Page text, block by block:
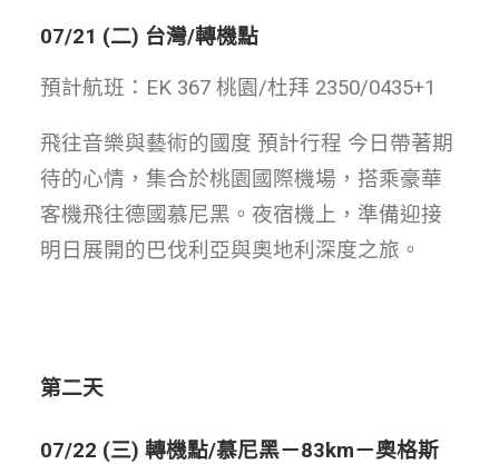
07/21 (二) 台灣/轉機點
預計航班：EK 367 桃園/杜拜 2350/0435+1
飛往音樂與藝術的國度 預計行程 今日帶著期
待的心情，集合於桃園國際機場，搭乘豪華
客機飛往德國慕尼黑。夜宿機上，準備迎接
明日展開的巴伐利亞與奧地利深度之旅。
第二天
07/22 (三) 轉機點/慕尼黑－83km－奧格斯